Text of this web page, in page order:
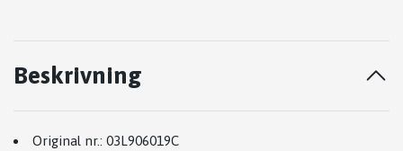
Beskrivning
Original nr.: 03L906019C